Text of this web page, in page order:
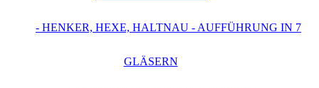
- HENKER, HEXE, HALTNAU - AUFFÜHRUNG IN 7
GLÄSERN